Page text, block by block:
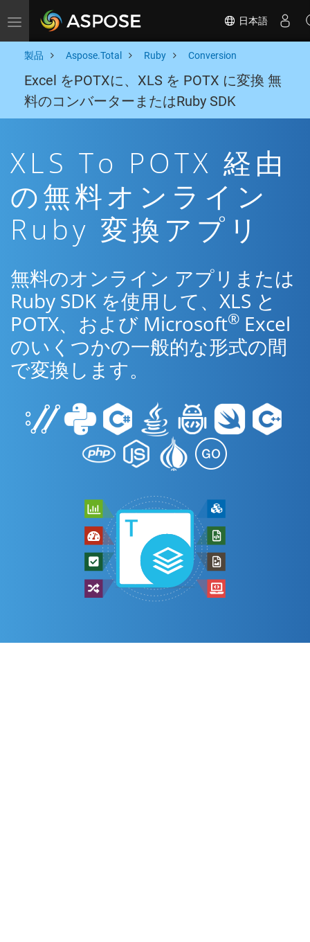
Toggle navigation 日本語
製品 Aspose.Total Ruby Conversion
Excel をPOTXに、XLS を POTX に変換 無
料のコンバーターまたはRuby SDK
XLS To POTX 経由
の無料オンライン
Ruby 変換アプリ
無料のオンライン アプリまたは
Ruby SDK を使用して、XLS と
POTX、および Microsoft® Excel
のいくつかの一般的な形式の間
で変換します。